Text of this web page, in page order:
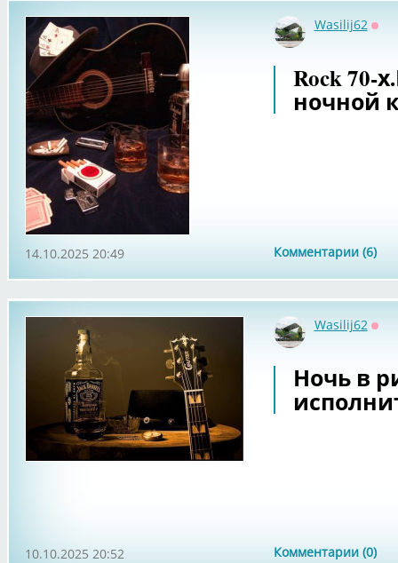
Wasilij62
Rock 70-
ночной
Комментарии (6)
14.10.2025 20:49
Wasilij62
Ночь в
Комментарии (0)
10.10.2025 20:52